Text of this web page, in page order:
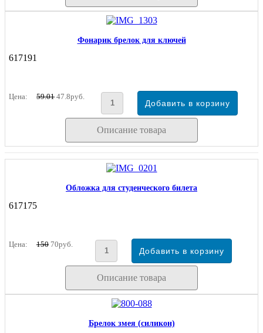
Фонарик брелок для ключей
617191
Цена: 59.01 47.8руб.
Описание товара
Обложка для студенческого билета
617175
Цена: 150 70руб.
Описание товара
Брелок змея (силикон)